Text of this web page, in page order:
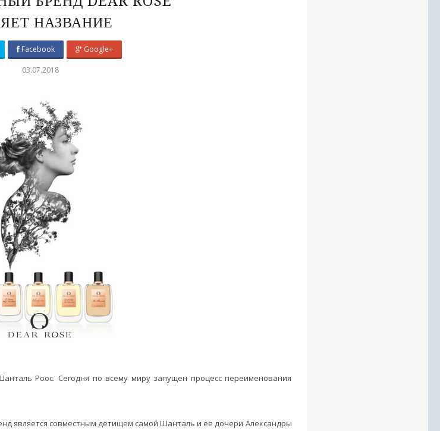
НАЗВАНИЕ
Facebook Google+
03.07.2018
Роос. Сегодня по всему миру запущен процесс переименования
является совместным детищем самой Шанталь и ее дочери Александры